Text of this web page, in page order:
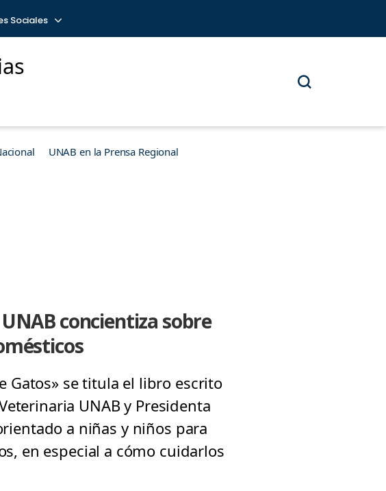
Sociales
UNAB en la Prensa Regional
concientiza sobre
Gatos» se titula el libro escrito
UNAB y Presidenta
a niñas y niños para
en especial a cómo cuidarlos